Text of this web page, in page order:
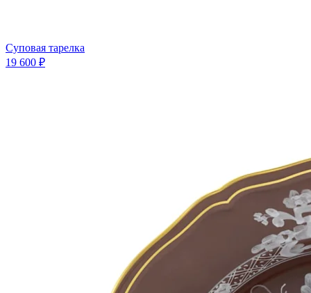
Суповая тарелка
19 600 ₽